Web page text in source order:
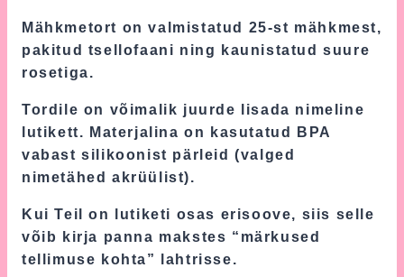
Mähkmetort on valmistatud 25-st mähkmest,
pakitud tsellofaani ning kaunistatud suure
rosetiga.
Tordile on võimalik juurde lisada nimeline
lutikett. Materjalina on kasutatud BPA
vabast silikoonist pärleid (valged
nimetähed akrüülist).
Kui Teil on lutiketi osas erisoove, siis selle
võib kirja panna makstes “märkused
tellimuse kohta” lahtrisse.